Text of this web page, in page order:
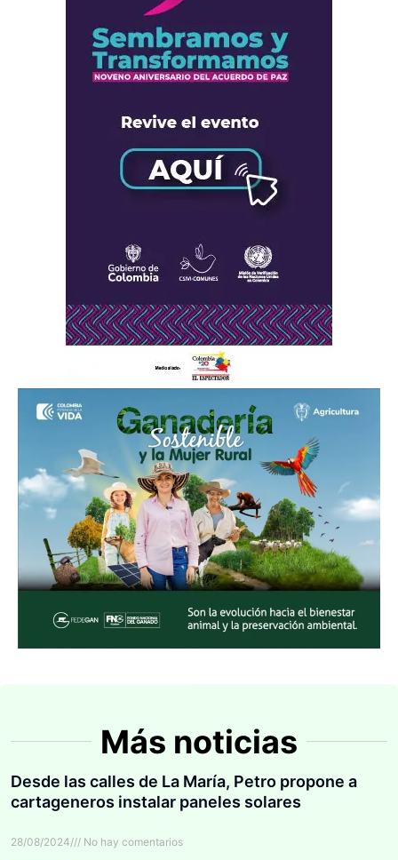
Más noticias
Desde las calles de La María, Petro propone a
cartageneros instalar paneles solares
28/08/2024 No hay comentarios